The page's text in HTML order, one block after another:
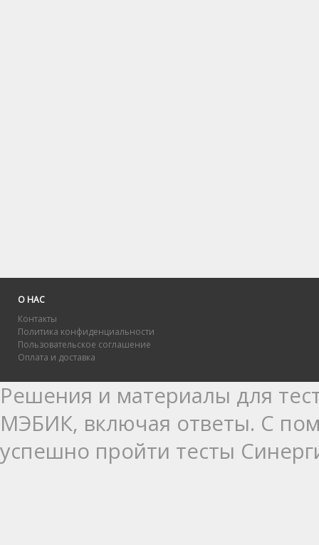
О НАС
Контакты
Политика конфиденциальности
Пользовательское соглашение
Оплата и доставка
Решения и материалы для
МЭБИК, включая ответы. С
успешно пройти тесты